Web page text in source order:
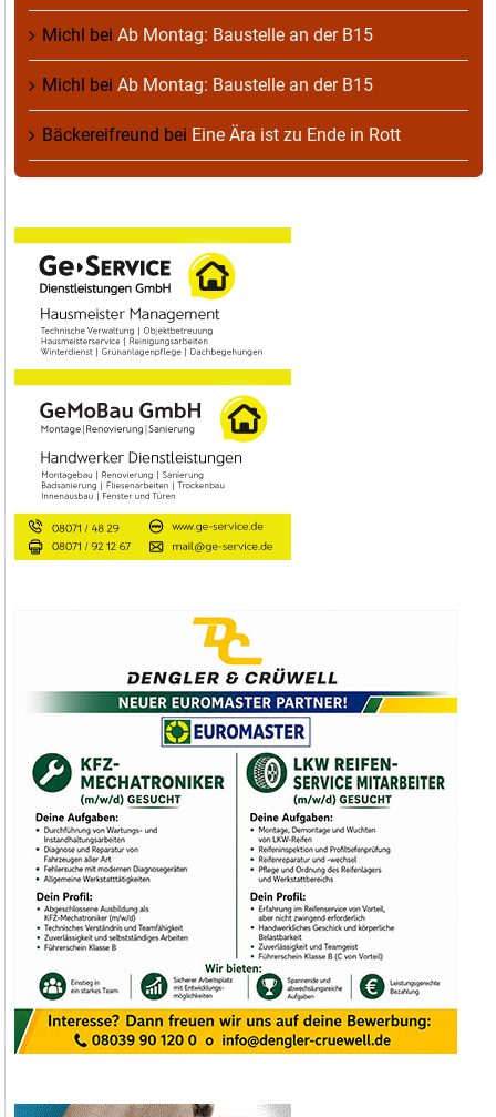
Michl bei Ab Montag: Baustelle an der B15
Michl bei Ab Montag: Baustelle an der B15
Bäckereifreund bei Eine Ära ist zu Ende in Rott